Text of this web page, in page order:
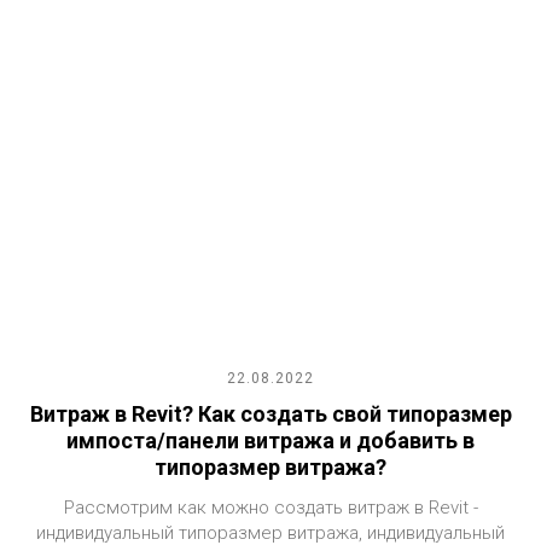
22.08.2022
Витраж в Revit? Как создать свой типоразмер
импоста/панели витража и добавить в
типоразмер витража?
Рассмотрим как можно создать витраж в Revit -
индивидуальный типоразмер витража, индивидуальный